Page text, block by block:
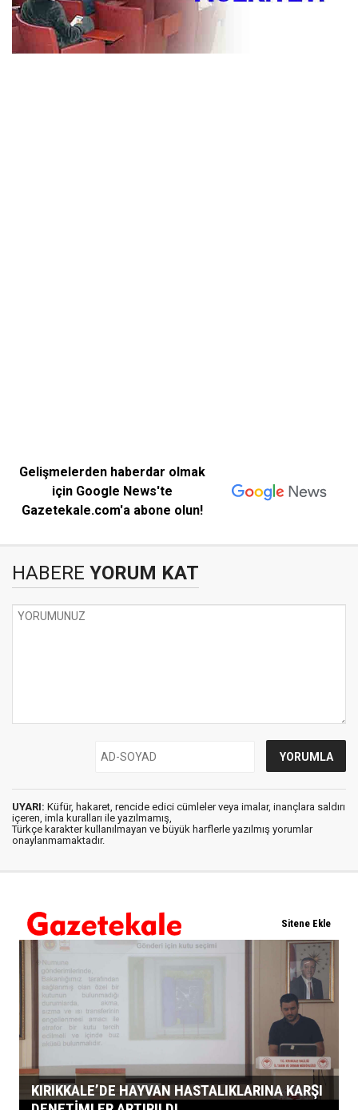
Gelişmelerden haberdar olmak
için Google News'te
Gazetekale.com'a abone olun!
HABERE YORUM KAT
UYARI: Küfür, hakaret, rencide edici cümleler veya imalar, inançlara saldırı
içeren, imla kuralları ile yazılmamış,
Türkçe karakter kullanılmayan ve büyük harflerle yazılmış yorumlar
onaylanmamaktadır.